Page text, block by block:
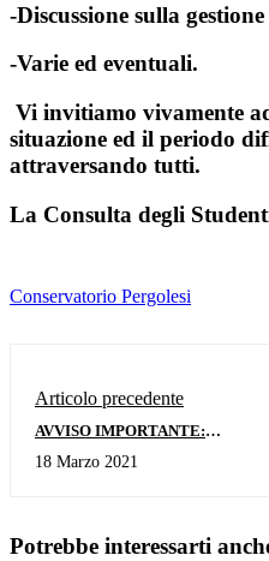
-Discussione sulla
-Varie ed eventuali.
Vi invitiamo vivamente
situazione ed il periodo
attraversando tutti.
La Consulta degli
Conservatorio Pergolesi
Articolo precedente
AVVISO IMPORTANTE:
DIDATTICA IN PRESENZA
18 Marzo 2021
Potrebbe interessarti